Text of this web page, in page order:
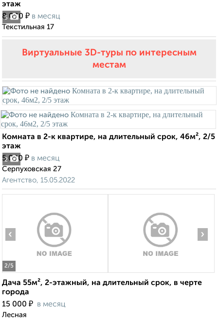
5
этаж
8 000 ₽ в месяц
Текстильная 17
Виртуальные 3D-туры по интересным
местам
2
Комната в 2-к квартире, на длительный срок, 46м², 2/5
этаж
5 000 ₽ в месяц
Серпуховская 27
Агентство, 15.05.2022
2/5
‹ ›
Дача 55м², 2-этажный, на длительный срок, в черте
города
15 000 ₽ в месяц
Лесная